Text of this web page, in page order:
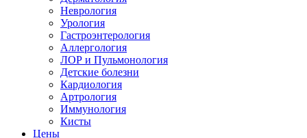
Неврология
Урология
Гастроэнтерология
Аллергология
ЛОР и Пульмонология
Детские болезни
Кардиология
Артрология
Иммунология
Кисты
Цены